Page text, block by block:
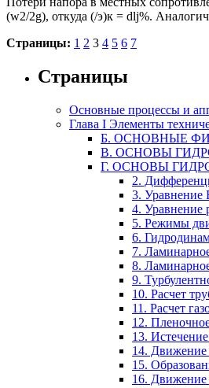
(w2/2g), откуда (/э)к = dlj%.
Страницы: 1 2 3 4 5 6 7
Страницы
Основные процессы и
Глава I Элементы
Б. ОСНОВНЫЕ
В. ОСНОВЫ
Г. ОСНОВЫ
2.
3. Уравнение
4. Уравнение
5. Режимы
6.
7.
8.
9.
10. Расчет
11. Расчет
12.
13.
14. Движение
15.
16. Движение